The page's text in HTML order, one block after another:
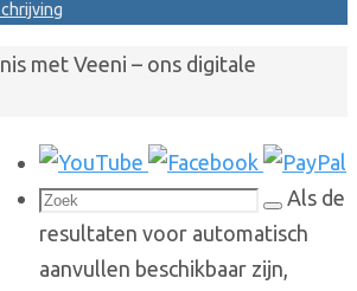
met Veeni – ons digitale
Zoeken
naar:
Zoek
Als de
resultaten voor automatisch
aanvullen beschikbaar zijn,